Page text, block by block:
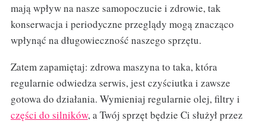
mają wpływ na nasze samopoczucie i zdrowie, tak
konserwacja i periodyczne przeglądy mogą znacząco
wpłynąć na długowieczność naszego sprzętu.
Zatem zapamiętaj: zdrowa maszyna to taka, która
regularnie odwiedza serwis, jest czyściutka i zawsze
gotowa do działania. Wymieniaj regularnie olej, filtry i
części do silników, a Twój sprzęt będzie Ci służył przez